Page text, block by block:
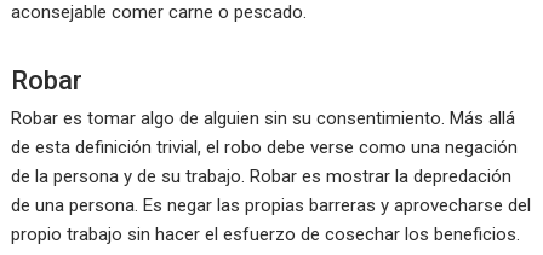
aconsejable comer carne o pescado.
Robar
Robar es tomar algo de alguien sin su consentimiento. Más allá
de esta definición trivial, el robo debe verse como una negación
de la persona y de su trabajo. Robar es mostrar la depredación
de una persona. Es negar las propias barreras y aprovecharse del
propio trabajo sin hacer el esfuerzo de cosechar los beneficios.